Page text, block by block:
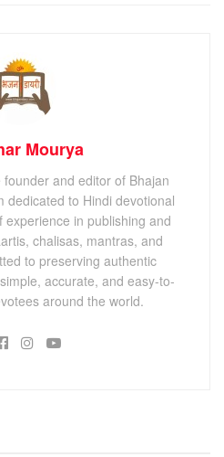
Mourya
and editor of Bhajan
dedicated to Hindi devotional
experience in publishing and
chalisas, mantras, and
to preserving authentic
accurate, and easy-to-
around the world.